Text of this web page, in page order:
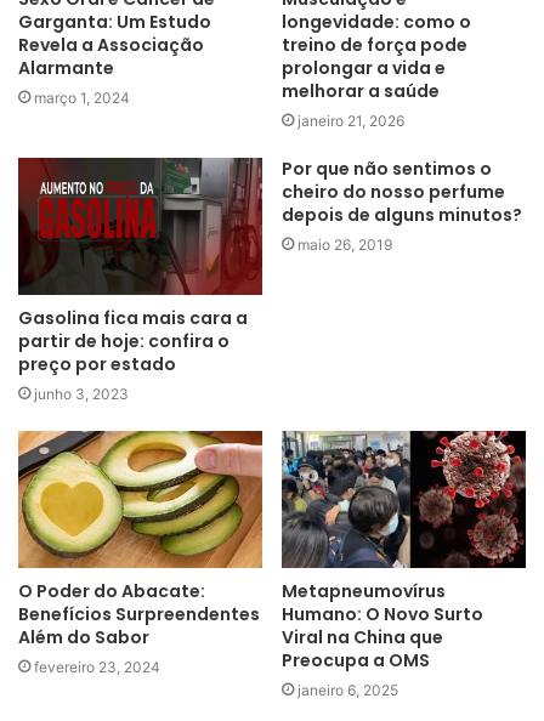
Garganta: Um Estudo
Revela a Associação
Alarmante
março 1, 2024
longevidade: como o
treino de força pode
prolongar a vida e
melhorar a saúde
janeiro 21, 2026
Gasolina fica mais cara a
partir de hoje: confira o
preço por estado
junho 3, 2023
Por que não sentimos o
cheiro do nosso perfume
depois de alguns minutos?
maio 26, 2019
O Poder do Abacate:
Benefícios Surpreendentes
Além do Sabor
fevereiro 23, 2024
Metapneumovírus
Humano: O Novo Surto
Viral na China que
Preocupa a OMS
janeiro 6, 2025